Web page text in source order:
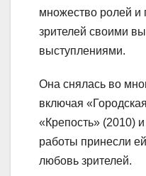
множество ролей и
зрителей своими
выступлениями.
Она снялась во
включая
«Крепость» (2010)
работы принесли
любовь зрителей.